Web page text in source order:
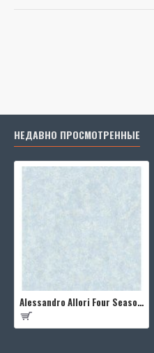
НЕДАВНО ПРОСМОТРЕННЫЕ
Alessandro Allori Four Seasons RST1608-8